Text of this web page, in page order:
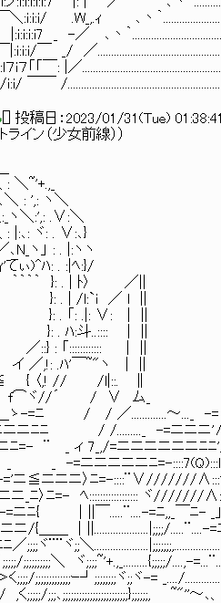
.W_,.ｨ ､丶｀
_ -／ ､丶｀
￣ _/ ／
「￣: |／
￣ /
] 投稿日： 2023/01/31(Tue)
イン（少女前線））
',: ヽ＼
＼:',: .∨:＼
: ヾ: . ∨:､}
ヽ」 : . |:ヽヽ
)^ﾊ: . :|ﾍ:}/
｀ }: . | ﾄ〉 ／||
. | /l:`i ／ l ||
「: .|: ∨: | ||
ﾊ:斗..:::: | ||
: 「:::::::::::: | ||
／,!: .ﾊ'￣~"ヽ | ||
{ 〈,! // /l|::. ∥
f⌒ヾ//´ / ∨ ム_
_ゝ-=ﾆ / / ／.............～..._ -=
ニニニﾆﾆ / /........._ -=ニニニ
¨ _ ィ 7_,/=ニニニニニニﾆ
-=ニニニニニﾆ=-
='ニ≦ニニニ〉ﾆ=-::::¨∨///////
ニニニ_ﾆ〉ﾆ=- ﾍ:::::::::::::::::: ヾ
-=ニﾆ{ │||￣.....¨....-=ﾆ,,_￣ﾆ- _」
/{＿＿ │||....................|;;;;/.....¨....-=
¨¨ヾ;;＼
＼ ヾ;;;;~'+.,_.........{;;;;;/....,-
ｰ┘;;;;;;;;ヾ;;ヾ-= _..../
;;;､;;;;;;;;;;;;;;;;;;;;;;;;};;;;;;, ~"''～､、